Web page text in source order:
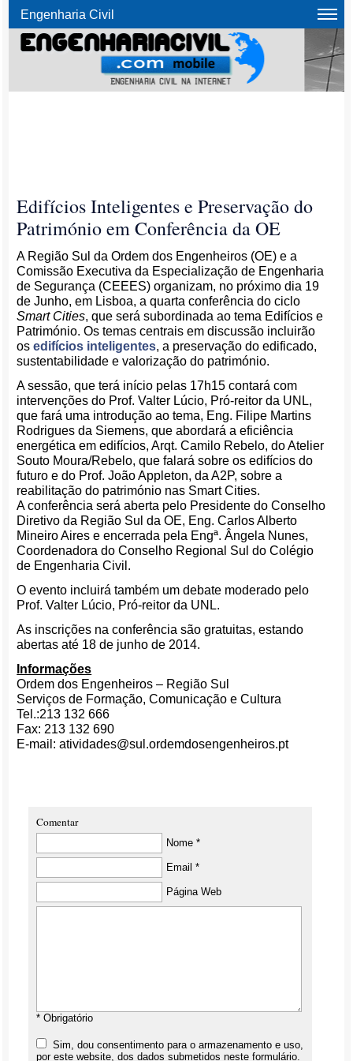
Engenharia Civil
Edifícios Inteligentes e Preservação do
Património em Conferência da OE
A Região Sul da Ordem dos Engenheiros (OE) e a
Comissão Executiva da Especialização de Engenharia
de Segurança (CEEES) organizam, no próximo dia 19
de Junho, em Lisboa, a quarta conferência do ciclo
Smart Cities, que será subordinada ao tema Edifícios e
Património. Os temas centrais em discussão incluirão
osedifícios inteligentes, a preservação do edificado,
sustentabilidade e valorização do património.
A sessão, que terá início pelas 17h15 contará com
intervenções do Prof. Valter Lúcio, Pró-reitor da UNL,
que fará uma introdução ao tema, Eng. Filipe Martins
Rodrigues da Siemens, que abordará a eficiência
energética em edifícios, Arqt. Camilo Rebelo, do Atelier
Souto Moura/Rebelo, que falará sobre os edifícios do
futuro e do Prof. João Appleton, da A2P, sobre a
reabilitação do património nas Smart Cities.
A conferência será aberta pelo Presidente do Conselho
Diretivo da Região Sul da OE, Eng. Carlos Alberto
Mineiro Aires e encerrada pela Engª. Ângela Nunes,
Coordenadora do Conselho Regional Sul do Colégio
de Engenharia Civil.
O evento incluirá também um debate moderado pelo
Prof. Valter Lúcio, Pró-reitor da UNL.
As inscrições na conferência são gratuitas, estando
abertas até 18 de junho de 2014.
Informações
Ordem dos Engenheiros – Região Sul
Serviços de Formação, Comunicação e Cultura
Tel.:213 132 666
Fax: 213 132 690
E-mail: atividades@sul.ordemdosengenheiros.pt
Comentar
Nome *
Email *
Página Web
* Obrigatório
Sim, dou consentimento para o armazenamento e uso,
por este website, dos dados submetidos neste formulário.